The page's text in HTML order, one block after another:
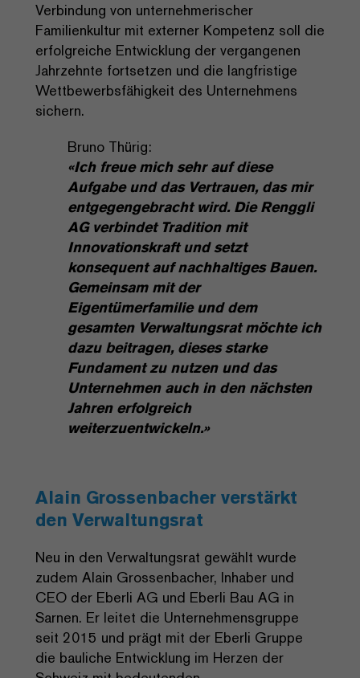
Verbindung von unternehmerischer
Familienkultur mit externer Kompetenz soll die
erfolgreiche Entwicklung der vergangenen
Jahrzehnte fortsetzen und die langfristige
Wettbewerbsfähigkeit des Unternehmens
sichern.
Bruno Thürig:
«Ich freue mich sehr auf diese
Aufgabe und das Vertrauen, das mir
entgegengebracht wird. Die Renggli
AG verbindet Tradition mit
Innovationskraft und setzt
konsequent auf nachhaltiges Bauen.
Gemeinsam mit der
Eigentümerfamilie und dem
gesamten Verwaltungsrat möchte ich
dazu beitragen, dieses starke
Fundament zu nutzen und das
Unternehmen auch in den nächsten
Jahren erfolgreich
weiterzuentwickeln.»
Alain Grossenbacher verstärkt
den Verwaltungsrat
Neu in den Verwaltungsrat gewählt wurde
zudem Alain Grossenbacher, Inhaber und
CEO der Eberli AG und Eberli Bau AG in
Sarnen. Er leitet die Unternehmensgruppe
seit 2015 und prägt mit der Eberli Gruppe
die bauliche Entwicklung im Herzen der